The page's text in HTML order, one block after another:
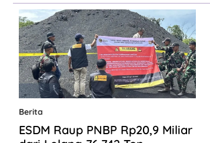
Berita
ESDM Raup PNBP Rp20,9 Miliar